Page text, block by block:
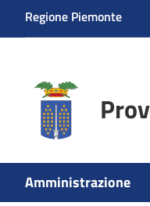
Regione Piemonte
Amministrazione
Home News